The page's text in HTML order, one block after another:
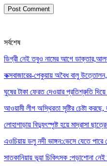
সর্বশেষ
ডিগ্রী নেই তবুও নামের আগে
কক্সবাজারের-পেকুয়ায় অবৈধ বালু
ঘুষের টাকা ফেরত দেওয়ার প্রতিশ্রুতি
আওয়ামী লীগ অস্থিরতা সৃষ্টির চেষ্টা
লোহাগাড়ায় বিদ্যুৎস্পৃষ্ট হয়ে মাদ্রাসা
এওচিয়ায় ডলু নদী ভাঙ্গন:ভেসে যেতে পারে
সাতকানিয়ায় ভূয়া চিকিৎসক :পড়াশোনা